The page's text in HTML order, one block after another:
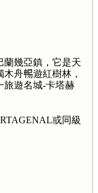
蘭幾亞鎮，它是天
舟𣈱遊紅樹林，
旅遊名城-卡塔赫
或同級